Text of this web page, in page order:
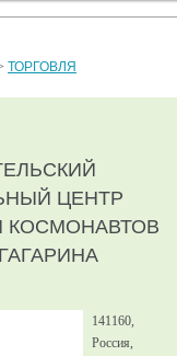
ТОРГОВЛЯ
ЦЕНТР
КОСМОНАВТОВ
141160,
Россия,